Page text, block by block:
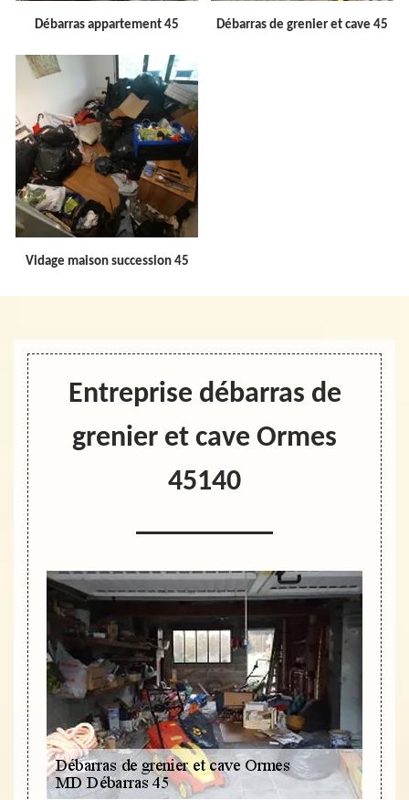
Débarras appartement 45 Débarras de grenier et cave 45
Vidage maison succession 45
Entreprise débarras de
grenier et cave Ormes
45140